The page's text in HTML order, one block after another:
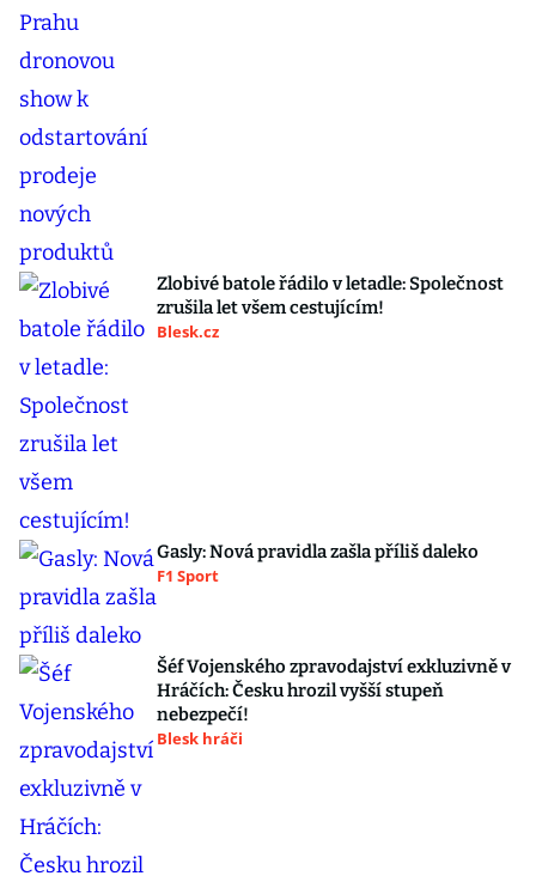
Zlobivé batole řádilo v letadle: Společnost
zrušila let všem cestujícím!
Blesk.cz
Gasly: Nová pravidla zašla příliš daleko
F1 Sport
Šéf Vojenského zpravodajství exkluzivně v
Hráčích: Česku hrozil vyšší stupeň
nebezpečí!
Blesk hráči